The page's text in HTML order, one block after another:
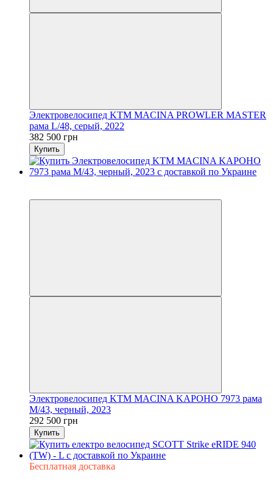
Электровелосипед KTM MACINA PROWLER MASTER
рама L/48, серый, 2022
382 500 грн
Купить
Электровелосипед KTM MACINA KAPOHO 7973 рама
M/43, черный, 2023
292 500 грн
Купить
Бесплатная доставка